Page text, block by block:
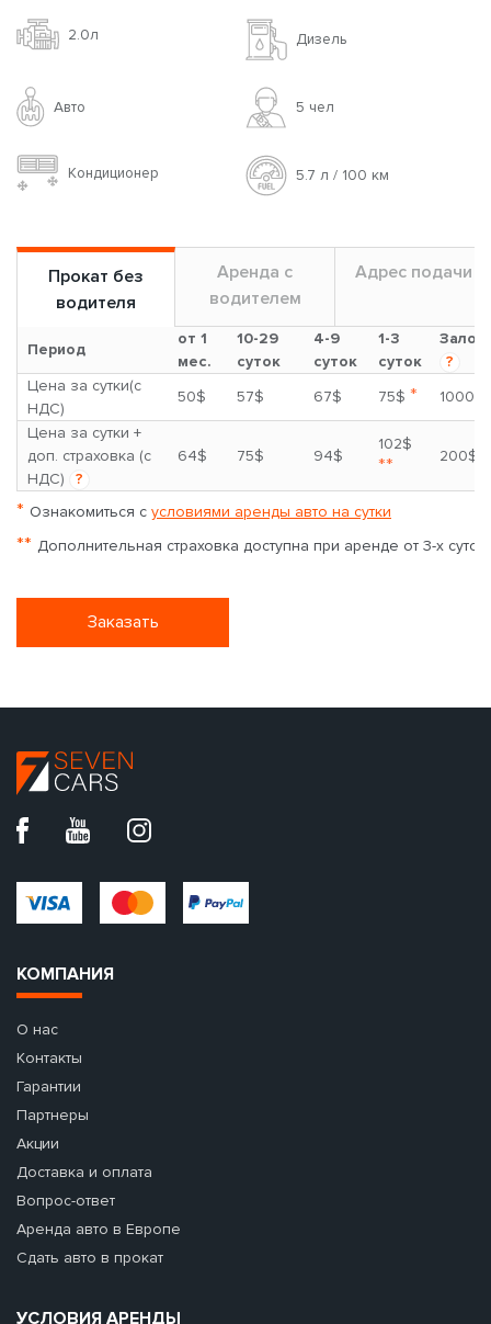
2.0л Дизель
Авто 5 чел
Кондиционер 5.7 л / 100 км
Прокат без
водителя
Аренда с
водителем
Адрес подачи
Период
от 1
мес.
10-29
суток
4-9
суток
1-3
суток
Залог
?
Цена за сутки(с
НДС)
50$ 57$ 67$ 75$ *
1000$
Цена за сутки +
доп. страховка (с
НДС)
?
64$ 75$ 94$
102$
** 200$
* Ознакомиться с условиями аренды авто на сутки
** Дополнительная страховка доступна при аренде от 3-х суток
Заказать
КОМПАНИЯ
О нас
Контакты
Гарантии
Партнеры
Акции
Доставка и оплата
Вопрос-ответ
Аренда авто в Европе
Сдать авто в прокат
УСЛОВИЯ АРЕНДЫ